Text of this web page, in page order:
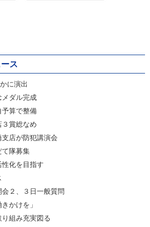
ス
に演出
メダル完成
予算で整備
賞総なめ
店が防犯講演会
て隊募集
性化を目指す
会２、３日一般質問
かけを」
り組み充実図る